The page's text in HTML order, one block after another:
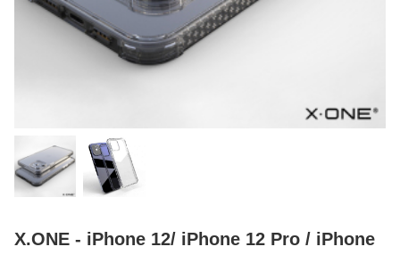
X.ONE - iPhone 12/ iPhone 12 Pro / iPhone